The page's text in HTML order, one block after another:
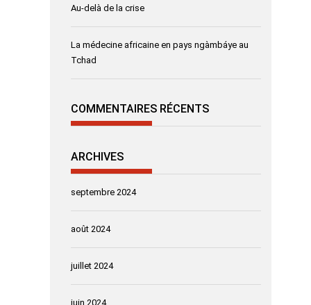
Au-delà de la crise
La médecine africaine en pays ngàmbáye au
Tchad
COMMENTAIRES RÉCENTS
ARCHIVES
septembre 2024
août 2024
juillet 2024
juin 2024